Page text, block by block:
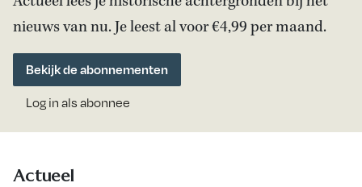
nieuws van nu. Je leest al voor €4,99 per maand.
Bekijk de abonnementen
Log in als abonnee
Actueel